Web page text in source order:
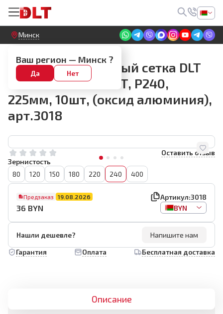
Круглосуточный! Прием заявок на сайте
Минск
Ваш регион — Минск ?
Да Нет
P240-400
Круг шлифовальный сетка DLT
GrandFlex RED-NET, P240,
225мм, 10шт, (оксид алюминия),
арт.3018
Оставить отзыв
Зернистость
80
120 150 180 220 240 400
Предзаказ 19.08.2026 Артикул:3018
36 BYN BYN
Нашли дешевле?
Напишите нам
Гарантия
Оплата Бесплатная доставка
Описание